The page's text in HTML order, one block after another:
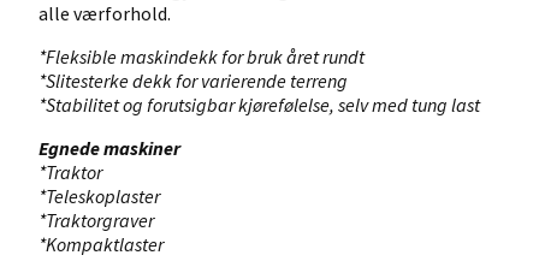
alle værforhold.
*Fleksible maskindekk for bruk året rundt
*Slitesterke dekk for varierende terreng
*Stabilitet og forutsigbar kjørefølelse, selv med tung last
Egnede maskiner
*Traktor
*Teleskoplaster
*Traktorgraver
*Kompaktlaster